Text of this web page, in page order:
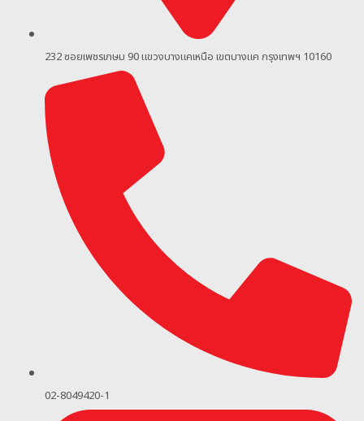
232 ซอยเพชรเกษม 90แขวงบางแคเหนือ เขตบางแค กรุงเทพฯ 10160
02-8049420-1